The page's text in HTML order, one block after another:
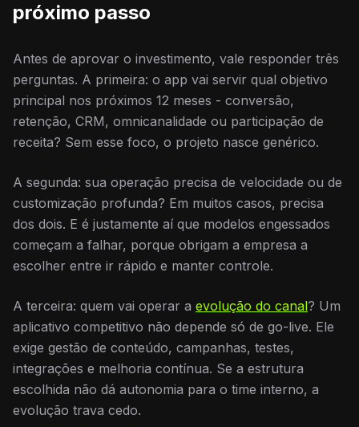
próximo passo
Antes de aprovar o investimento, vale responder três
perguntas. A primeira: o app vai servir qual objetivo
principal nos próximos 12 meses - conversão,
retenção, CRM, omnicanalidade ou participação de
receita? Sem esse foco, o projeto nasce genérico.
A segunda: sua operação precisa de velocidade ou de
customização profunda? Em muitos casos, precisa
dos dois. E é justamente aí que modelos engessados
começam a falhar, porque obrigam a empresa a
escolher entre ir rápido e manter controle.
A terceira: quem vai operar a evolução do canal? Um
aplicativo competitivo não depende só de go-live. Ele
exige gestão de conteúdo, campanhas, testes,
integrações e melhoria contínua. Se a estrutura
escolhida não dá autonomia para o time interno, a
evolução trava cedo.